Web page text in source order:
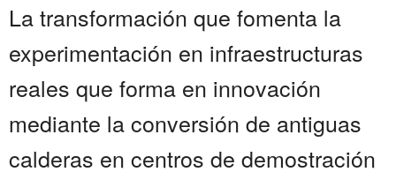
La transformación que fomenta la
experimentación en infraestructuras
reales que forma en innovación
mediante la conversión de antiguas
calderas en centros de demostración